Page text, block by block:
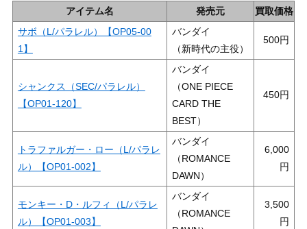
アイテム名 発売元
買取価格
サボ（L/パラレル）【OP05-00
1】
バンダイ
（新時代の主役）
500
シャンクス（SEC/パラレル）
【OP01-120】
バンダイ
（ONE PIECE
CARD THE
BEST）
450
トラファルガー・ロー（L/パラレ
ル）【OP01-002】
バンダイ
（ROMANCE
DAWN）
6,000
モンキー・D・ルフィ（L/パラレ
ル）【OP01-003】
バンダイ
（ROMANCE
3,500